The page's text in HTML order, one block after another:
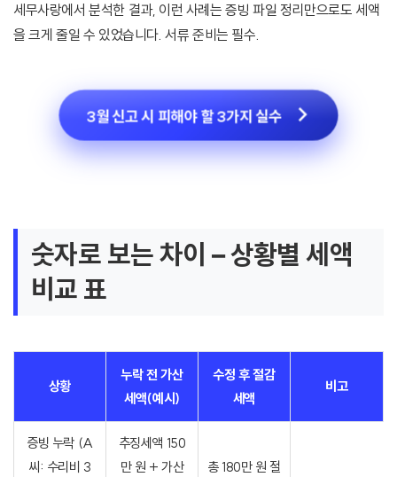
세무사랑에서 분석한 결과, 이런 사례는 증빙 파일 정리만으로도 세액
을 크게 줄일 수 있었습니다. 서류 준비는 필수.
3월 신고 시 피해야 할 3가지 실수
숫자로 보는 차이 – 상황별 세액
비교 표
상황
누락 전 가산
세액(예시)
수정 후 절감
세액
비고
증빙 누락 (A
씨: 수리비 3
추징세액 150
만 원 + 가산
총 180만 원 절